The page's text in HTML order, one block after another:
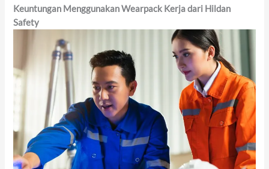
Keuntungan Menggunakan Wearpack Kerja dari Hildan
Safety